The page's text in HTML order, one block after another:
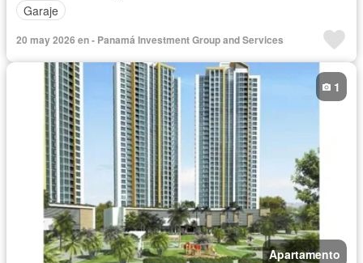
Garaje
20 may 2026 en - Panamá Investment Group and Services
Apartamento
1